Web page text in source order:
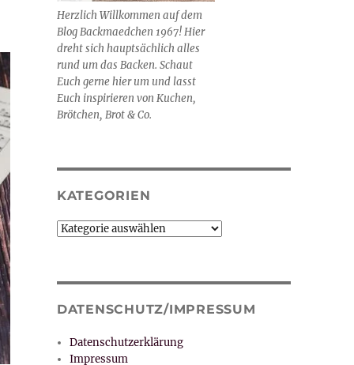
Herzlich Willkommen auf dem
Blog Backmaedchen 1967! Hier
dreht sich hauptsächlich alles
rund um das Backen. Schaut
Euch gerne hier um und lasst
Euch inspirieren von Kuchen,
Brötchen, Brot & Co.
KATEGORIEN
Kategorien
DATENSCHUTZ/IMPRESSUM
Datenschutzerklärung
Impressum